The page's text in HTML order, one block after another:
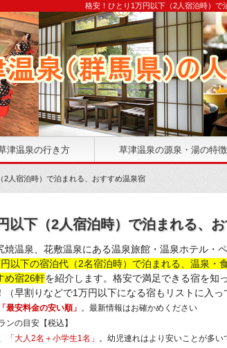
格安！ひとり1万円以下（2人宿泊時）で
津温泉の行き方 草津温泉の源泉・湯の特徴
2人宿泊時）で泊まれる、おすすめ温泉宿
以下（2人宿泊時）で泊まれる、
焼温泉、花敷温泉にある温泉旅館・温泉ホテル・
以下の宿泊代（2名宿泊時）で泊まれる、温泉・
め宿26軒を紹介します。格安で満足できる宿を知
早割りなどで1万円以下になる宿もリストに入っ
最安料金の安い順」 。最新情報はお確かめください
の目安【税込】
「大人2名＋小学生1名」 。幼児連れはより安いことが多い